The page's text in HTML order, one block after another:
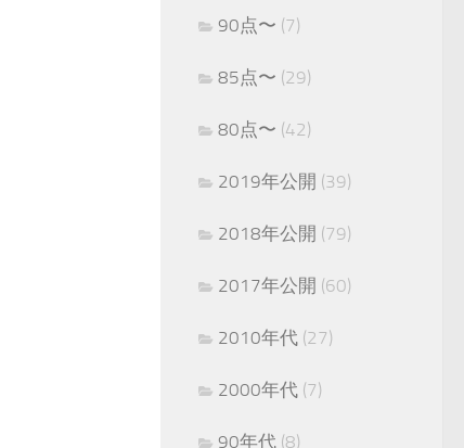
90点〜 (7)
85点〜 (29)
80点〜 (42)
2019年公開 (39)
2018年公開 (79)
2017年公開 (60)
2010年代 (27)
2000年代 (7)
90年代 (8)